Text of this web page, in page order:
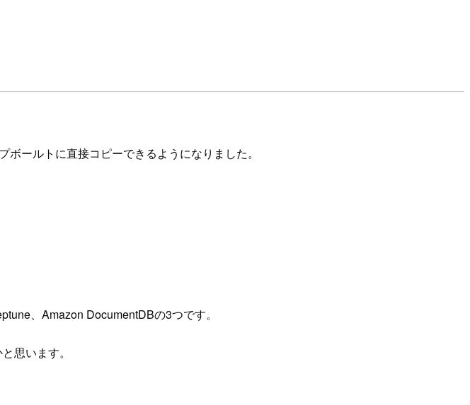
ールトに直接コピーできるようになりました。
、Amazon DocumentDBの3つです。
思います。